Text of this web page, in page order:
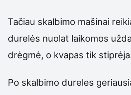
Tačiau skalbimo mašinai
durelės nuolat laikomos
drėgmė, o kvapas tik
Po skalbimo dureles